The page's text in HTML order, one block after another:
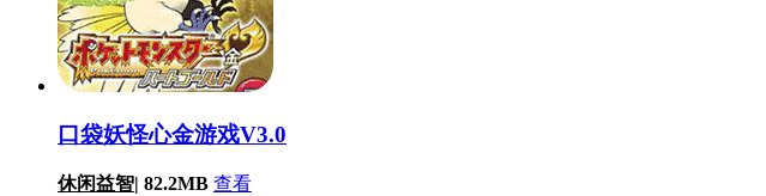
口袋妖怪心金游戏V3.0
休闲益智| 82.2MB 查看